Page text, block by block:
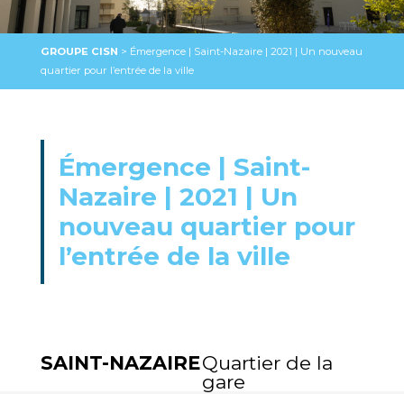
GROUPE CISN > Émergence | Saint-Nazaire | 2021 | Un nouveau
quartier pour l’entrée de la ville
Émergence | Saint-
Nazaire | 2021 | Un
nouveau quartier pour
l’entrée de la ville
SAINT-NAZAIREQuartier de la
gare